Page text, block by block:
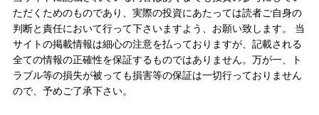
ただくためのものであり、実際の投資にあたっては読者ご自身の
判断と責任において行って下さいますよう、お願い致します。 当
サイトの掲載情報は細心の注意を払っておりますが、記載される
全ての情報の正確性を保証するものではありません。万が一、ト
ラブル等の損失が被っても損害等の保証は一切行っておりません
ので、予めご了承下さい。